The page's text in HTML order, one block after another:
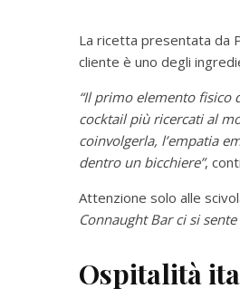
La ricetta presentata da
cliente è uno degli
“Il primo elemento fisico
cocktail più ricercati al
coinvolgerla, l’empatia
dentro un bicchiere”,
Attenzione solo alle
Connaught Bar ci si
Ospitalità